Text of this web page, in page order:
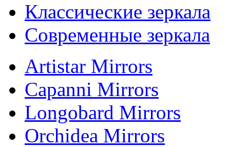
Классические зеркала
Современные зеркала
Artistar Mirrors
Capanni Mirrors
Longobard Mirrors
Orchidea Mirrors